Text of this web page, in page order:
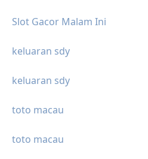
Slot Gacor Malam Ini
keluaran sdy
keluaran sdy
toto macau
toto macau